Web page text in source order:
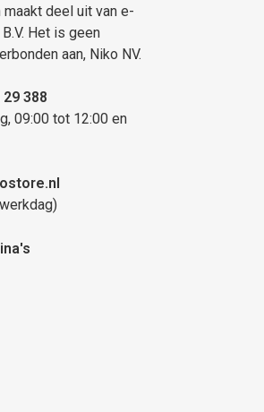
deel uit van e-
Het is geen
aan, Niko NV.
29 388
09:00 tot 12:00 en